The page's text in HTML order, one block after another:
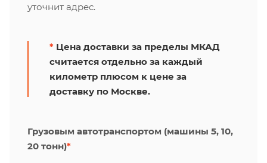
уточнит адрес.
* Цена доставки за пределы МКАД
считается отдельно за каждый
километр плюсом к цене за
доставку по Москве.
Грузовым автотранспортом (машины 5, 10,
20 тонн)*